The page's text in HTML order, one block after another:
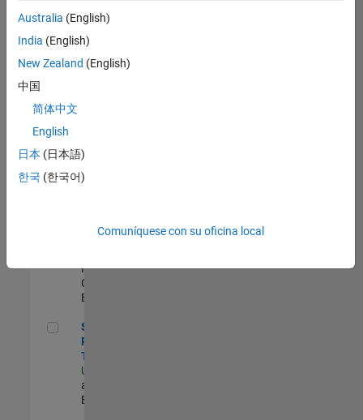
empleos
en su
zona.
Director, Software Pricing and Licensing Strategy
US-MA-Natick
Experimentado
Marketing and
Campaigns
Marketing
Communications |
Experimentado
Senior Sourcing & Procurement Technology Analyst
Senior Sourcing &
Procurement
Technology Analyst
US-MA-Natick
and Operations |
Experimentado
Australia (English)
India (English)
New Zealand (English)
中国
简体中文
English
日本 (日本語)
한국 (한국어)
Comuníquese con su oficina local